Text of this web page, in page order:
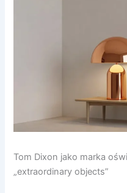
Tom Dixon jako marka
„extraordinary objects”